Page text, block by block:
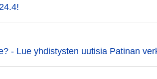
- Lue yhdistysten uutisia Patinan